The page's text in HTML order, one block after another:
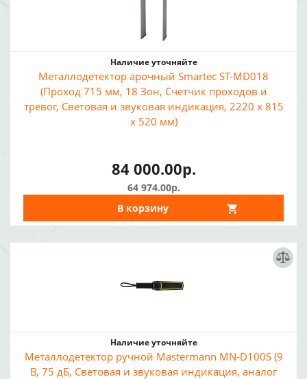
Наличие уточняйте
Металлодетектор арочный Smartec ST-MD018
(Проход 715 мм, 18 Зон, Счетчик проходов и
тревог, Световая и звуковая индикация, 2220 х 815
х 520 мм)
84 000.00р.
64 974.00р.
В корзину
Наличие уточняйте
Металлодетектор ручной Mastermann MN-D100S (9
В, 75 дБ, Световая и звуковая индикация, аналог